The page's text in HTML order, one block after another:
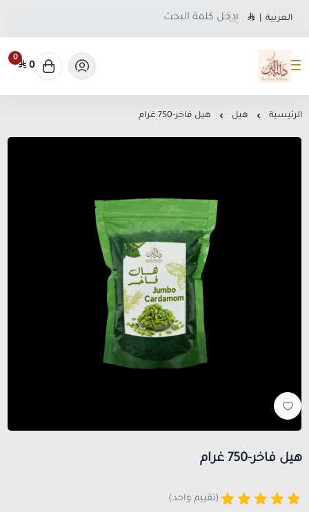
العربية
متجر دلة البن
0
0
الرئيسية هيل هيل فاخر-750 غرام
هيل فاخر-750 غرام
(تقييم واحد)